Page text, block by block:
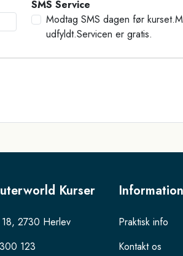
SMS Service
Modtag SMS dagen før
udfyldt.Servicen er gratis.
Kurser
2730 Herlev
123
Information
Praktisk info
Kontakt os